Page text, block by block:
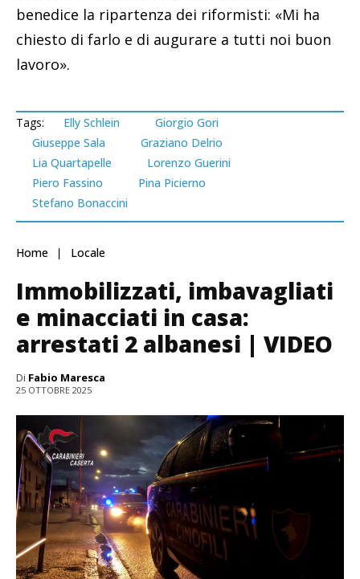
benedice la ripartenza dei riformisti: «Mi ha
chiesto di farlo e di augurare a tutti noi buon
lavoro».
Tags: Elly Schlein
Giorgio Gori
Giuseppe Sala
Graziano Delrio
Lia Quartapelle
Lorenzo Guerini
Piero Fassino
Pina Picierno
Stefano Bonaccini
Home Locale
Immobilizzati, imbavagliati
e minacciati in casa:
arrestati 2 albanesi | VIDEO
Di Fabio Maresca
25 OTTOBRE 2025